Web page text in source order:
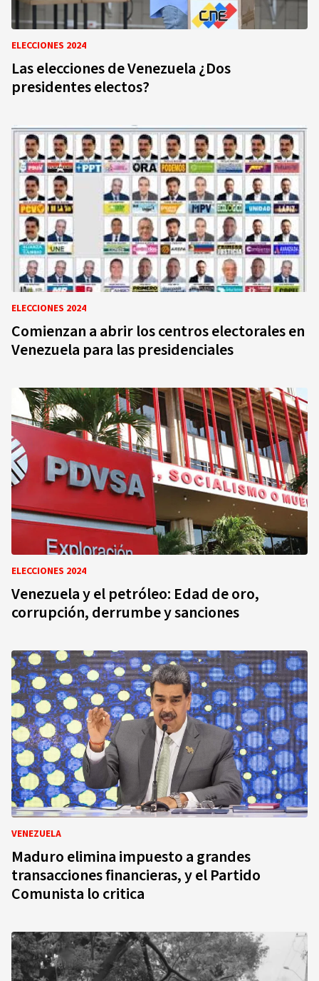
ELECCIONES 2024
Las elecciones de Venezuela ¿Dos
presidentes electos?
ELECCIONES 2024
Comienzan a abrir los centros electorales en
Venezuela para las presidenciales
ELECCIONES 2024
Venezuela y el petróleo: Edad de oro,
corrupción, derrumbe y sanciones
VENEZUELA
Maduro elimina impuesto a grandes
transacciones financieras, y el Partido
Comunista lo critica